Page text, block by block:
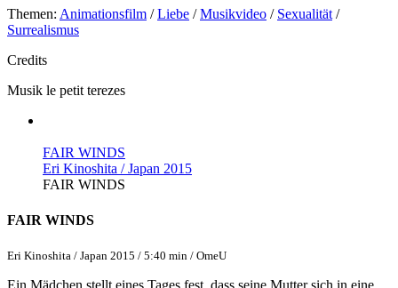
Themen: Animationsfilm /Liebe /Musikvideo / Sexualität/
Surrealismus
Credits
Musik le petit terezes
FAIR WINDS
Eri Kinoshita / Japan 2015
FAIR WINDS
FAIR WINDS
Eri Kinoshita / Japan 2015 / 5:40 min / OmeU
Ein Mädchen stellt eines Tages fest, dass seine Mutter sich in eine